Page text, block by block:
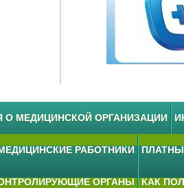
О МЕДИЦИНСКОЙ ОРГАНИЗАЦИИ
РАБОТНИКИ
ОРГАНЫ КАК